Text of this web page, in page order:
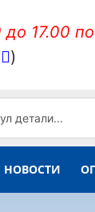
до 17.00
)
НОВОСТИ